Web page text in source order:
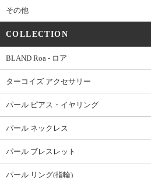
その他
COLLECTION
BLAND Roa - ロア
ターコイズ アクセサリー
パール ピアス・イヤリング
パール ネックレス
パール ブレスレット
パール リング(指輪)